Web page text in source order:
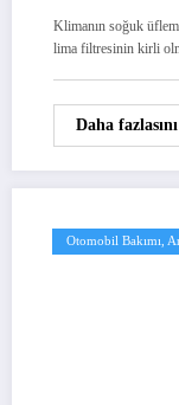
Klimanın soğuk
lima filtresinin kirli
Daha
Otomobil Bakımı,